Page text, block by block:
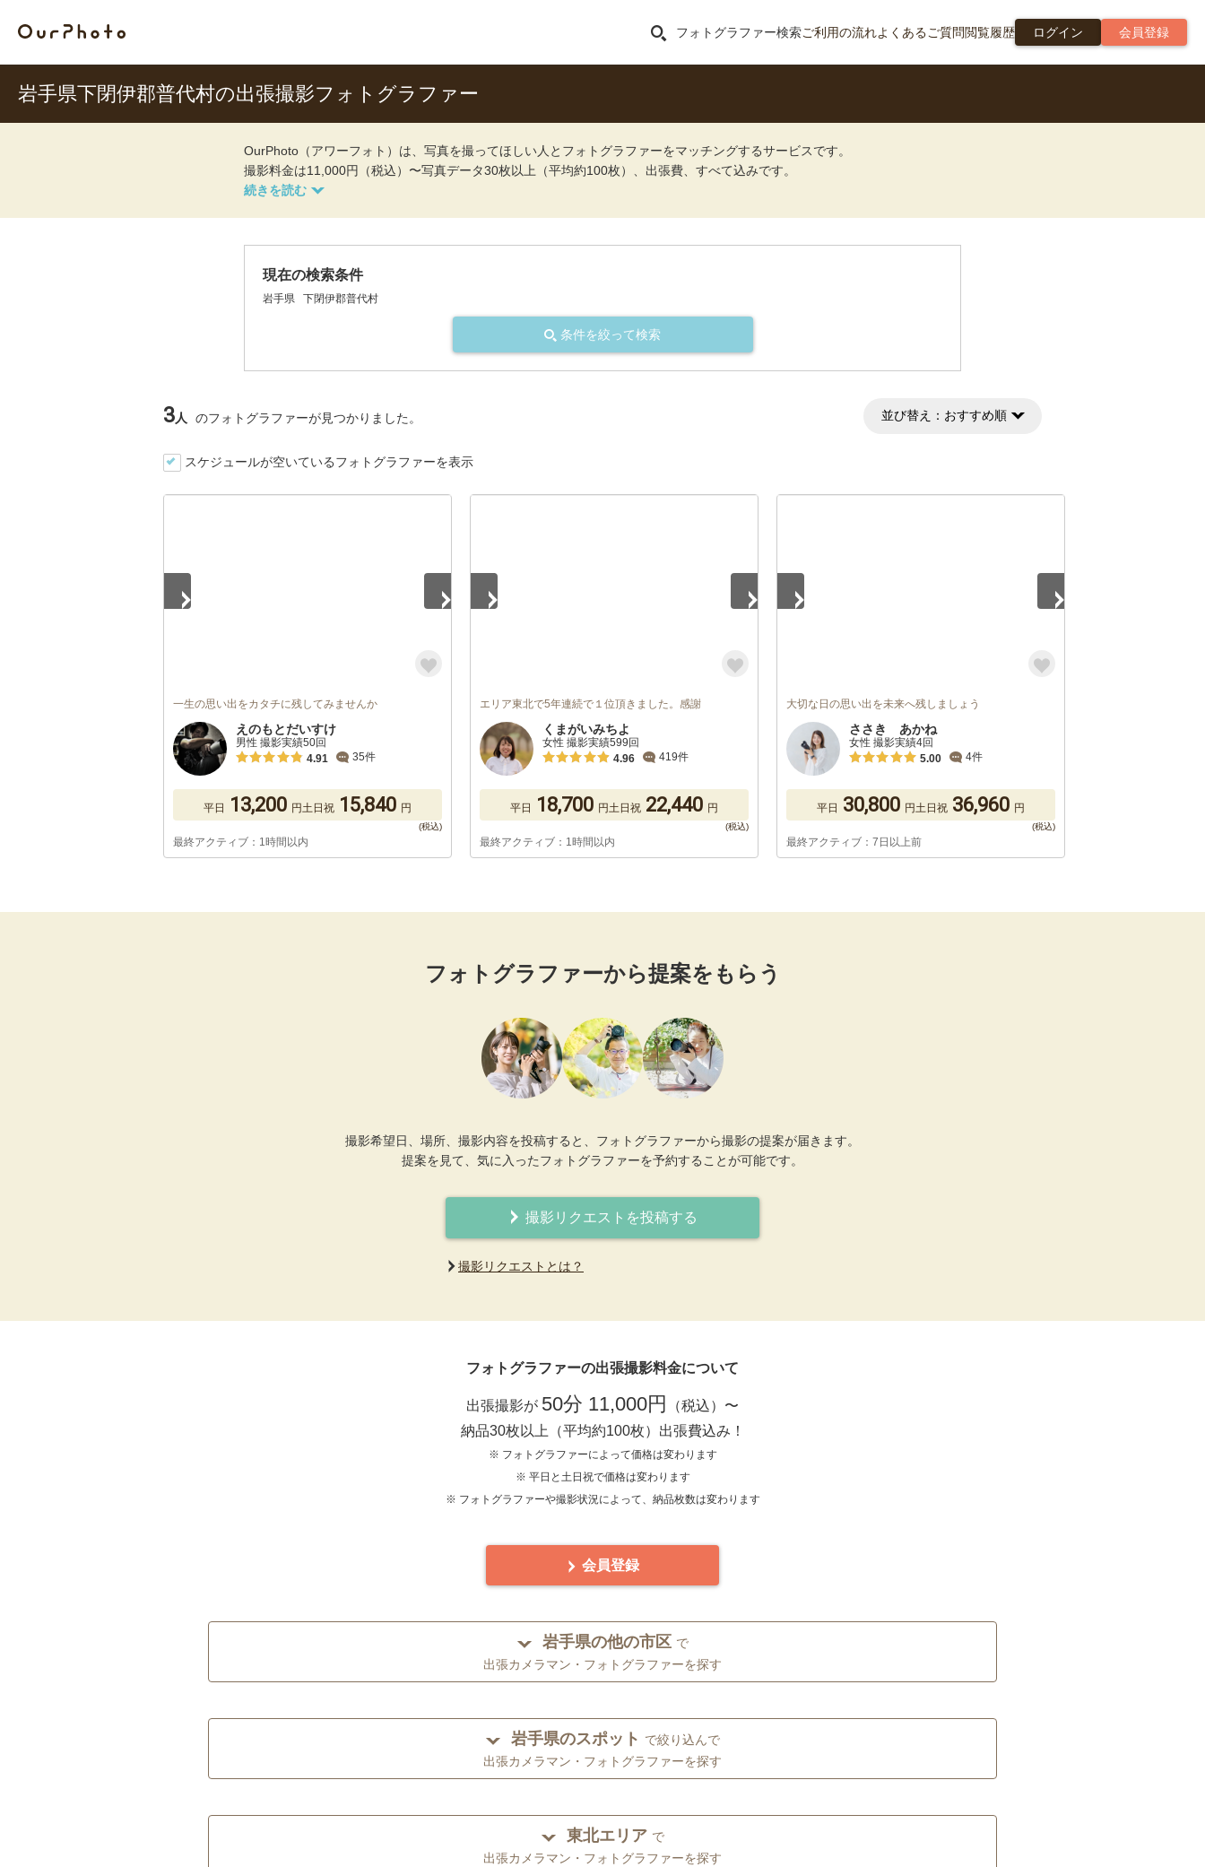
フォトグラファー検索ご利用の流れよくあるご質問閲覧履歴 ログイン 会員登録
岩手県下閉伊郡普代村の出張撮影フォトグラファー
OurPhoto（アワーフォト）は、写真を撮ってほしい人とフォトグラファーをマッチングするサービスです。
撮影料金は11,000円（税込）〜写真データ30枚以上（平均約100枚）、出張費、すべて込みです。
現在の検索条件
岩手県 下閉伊郡普代村
条件を絞って検索
3人 のフォトグラファーが見つかりました。 並び替え： おすすめ順
スケジュールが空いているフォトグラファーを表示
一生の思い出をカタチに残してみませんか
えのもとだいすけ
男性 撮影実績50回
4.91
35件
平日 13,200 円土日祝 15,840 円
最終アクティブ：1時間以内
エリア東北で5年連続で１位頂きました。感謝
くまがいみちよ
女性 撮影実績599回
4.96
419件
平日 18,700 円土日祝 22,440 円
最終アクティブ：1時間以内
大切な日の思い出を未来へ残しましょう
ささき あかね
女性 撮影実績4回
5.00
4件
平日 30,800 円土日祝 36,960 円
最終アクティブ：7日以上前
フォトグラファーから提案をもらう
撮影希望日、場所、撮影内容を投稿すると、フォトグラファーから撮影の提案が届きます。
提案を見て、気に入ったフォトグラファーを予約することが可能です。
撮影リクエストを投稿する
撮影リクエストとは？
フォトグラファーの出張撮影料金について
出張撮影が 50分 11,000円
（税込）〜
納品30枚以上（平均約100枚）出張費込み！
※ フォトグラファーによって価格は変わります
※ 平日と土日祝で価格は変わります
※ フォトグラファーや撮影状況によって、納品枚数は変わります
会員登録
岩手県の他の市区 で
出張カメラマン・フォトグラファーを探す
岩手県のスポット で絞り込んで
出張カメラマン・フォトグラファーを探す
東北エリア で
出張カメラマン・フォトグラファーを探す